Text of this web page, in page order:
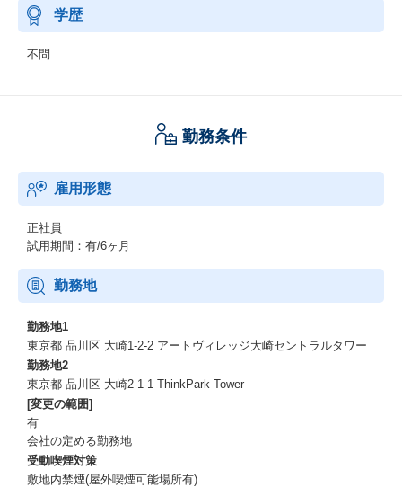
学歴
不問
勤務条件
雇用形態
正社員
試用期間：有/6ヶ月
勤務地
勤務地1
東京都 品川区 大崎1-2-2 アートヴィレッジ大崎セントラルタワー
勤務地2
東京都 品川区 大崎2-1-1 ThinkPark Tower
[変更の範囲]
有
会社の定める勤務地
受動喫煙対策
敷地内禁煙(屋外喫煙可能場所有)